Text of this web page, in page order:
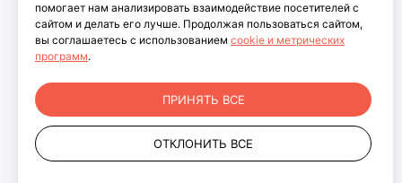
© ANTOUCH, 2026. Все права защищены
Согласие на обработку персональных
данных
Политика конфиденциальности
персональных данных пользователей
сайта
+7 499 281-91-81
помогает нам анализировать взаимодействие посетителей с
сайтом и делать его лучше. Продолжая пользоваться сайтом,
вы соглашаетесь с использованием cookie и метрических
программ.
ПРИНЯТЬ ВСЕ
ОТКЛОНИТЬ ВСЕ